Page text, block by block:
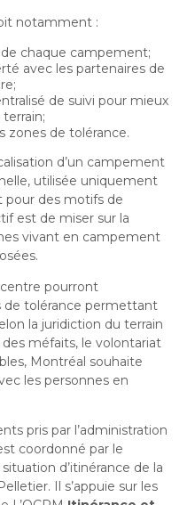
notamment :
chaque campement;
avec les partenaires de
de suivi pour mieux
zones de tolérance.
d’un campement
utilisée uniquement
pour des motifs de
est de miser sur la
vivant en campement
pourront
de tolérance permettant
la juridiction du terrain
méfaits, le volontariat
Montréal souhaite
les personnes en
pris par l’administration
coordonné par le
d’itinérance de la
Il s’appuie sur les